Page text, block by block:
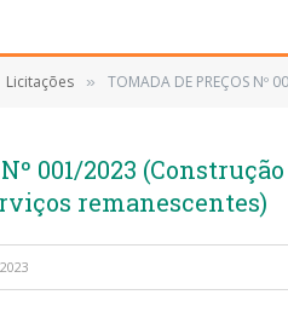
Licitações » TOMADA DE PREÇOS
Nº 001/2023
remanescentes)